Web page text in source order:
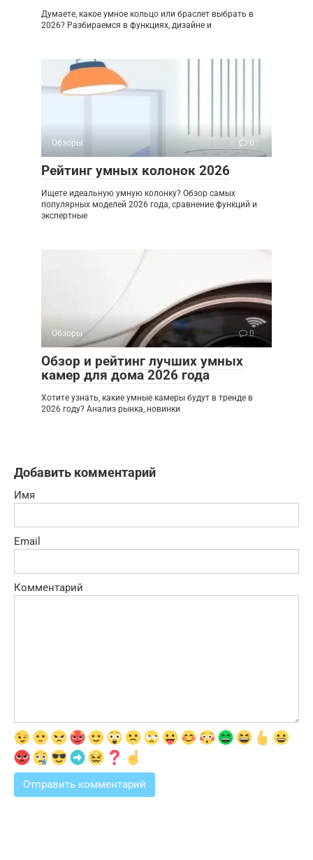
Думаете, какое умное кольцо или браслет выбрать в
2026? Разбираемся в функциях, дизайне и
Обзоры 0
Рейтинг умных колонок 2026
Ищете идеальную умную колонку? Обзор самых
популярных моделей 2026 года, сравнение функций и
экспертные
Обзоры 0
Обзор и рейтинг лучших умных
камер для дома 2026 года
Хотите узнать, какие умные камеры будут в тренде в
2026 году? Анализ рынка, новинки
Добавить комментарий
Имя
Email
Комментарий